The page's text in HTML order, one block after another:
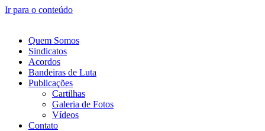
Ir para o conteúdo
Quem Somos
Sindicatos
Acordos
Bandeiras de Luta
Publicações
Cartilhas
Galeria de Fotos
Vídeos
Contato